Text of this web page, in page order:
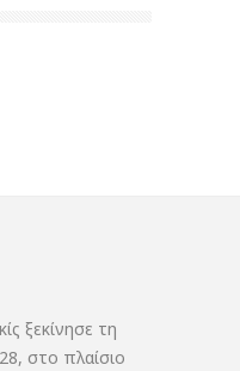
ξεκίνησε τη
στο πλαίσιο